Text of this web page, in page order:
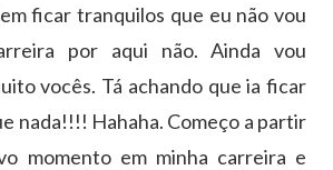
ficar tranquilos que eu não vou
por aqui não. Ainda vou
vocês. Tá achando que ia ficar
nada!!!! Hahaha. Começo a partir
momento em minha carreira e